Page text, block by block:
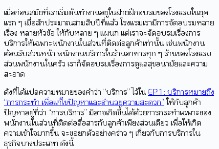
เมื่อก่อนสมัยที่เราเริ่มต้นทำงานอยู่ในฝ่ายฝึกอบรมของโรงแรมในยุค
แรก ๆ เมื่อสักประมาณสามสิบปีที่แล้ว โรงแรมเรามีการจัดอบรมหลาย
เรื่อง หลายหัวข้อ ให้กับหลาย ๆ แผนก แต่เราจะจัดอบรมเรื่องการ
บริการให้เฉพาะพนักงานในส่วนที่ติดต่อลูกค้าเท่านั้น เช่นพนักงาน
ต้อนรับส่วนหน้า พนักงานบริการในร้านอาหารทุก ๆ ร้านของโรงแรม
ส่วนพนักงานในครัว เราก็จัดอบรมเรื่องการดูแลสุขอนามัยและความ
สะอาด
ดังที่ได้แปลความหมายของคำว่า “บริการ” ไว้ในEP 1 : บริการหมายถึง
“การกระทำ เพื่อแก้ไขปัญหาและอำนวยความสะดวก” ให้กับลูกค้า
ปัญหาอยู่ที่ว่า “การบริการ” มิอาจเกิดขึ้นได้ด้วยการกระทำเฉพาะของ
พนักงานในส่วนที่ติดต่อสื่อสารกับลูกค้าเพียงส่วนเดียว เพื่อให้เกิด
ความเข้าใจมากขึ้น จะขอยกตัวอย่างคร่าว ๆ เกี่ยวกับการบริการใน
ธุรกิจบางประเภท ดังนี้